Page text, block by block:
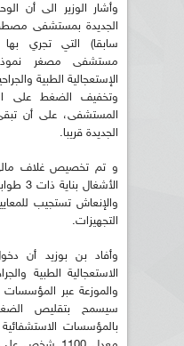
وأشار الوزير الى أن
الجديدة بمستشفى
سابقا) التي تجري
مستشفى مصغر
الإستعجالية الطبية
وتخفيف الضغط على
المستشفى، على أن
الجديدة قريبا.
و تم تخصيص غلاف مالي
والإنعاش تستجيب
التجهيزات.
وأفاد بن بوزيد أن
والموزعة عبر المؤسسات
سيسمح بتقليص
بالمؤسسات